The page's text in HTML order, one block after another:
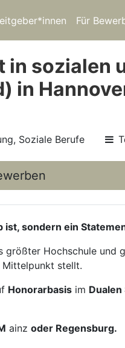
Für
sozialen
in
Soziale Berufe
ist, sondern ein
Hochschule und
Mittelpunkt stellt.
Honorarbasis im Dualen
ainz oder Regensburg.